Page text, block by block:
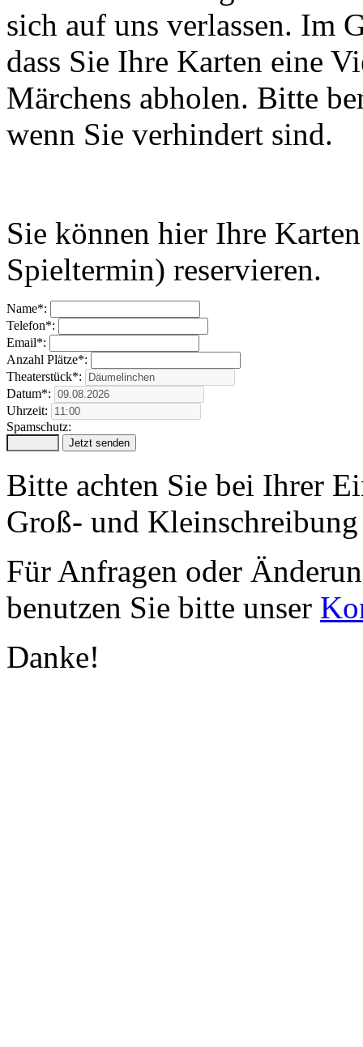
sich auf uns verlassen. Im
dass Sie Ihre Karten eine
Märchens abholen. Bitte
wenn Sie verhindert sind.
Sie können hier Ihre
Spieltermin) reservieren.
Name*:
Telefon*:
Email*:
Anzahl Plätze*:
Theaterstück*:
Datum*:
Uhrzeit:
Spamschutz:
Bitte achten Sie bei Ihrer
Groß- und
Für Anfragen oder
benutzen Sie bitte unser
Danke!